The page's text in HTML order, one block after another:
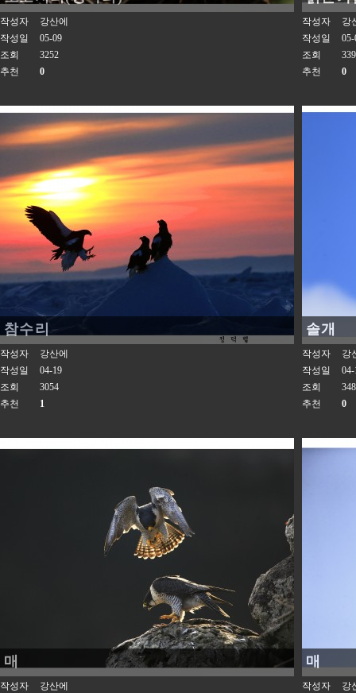
작성자
강산에
작성일
05-09
조회
3252
추천
0
작성자
강
작성일
05-
조회
추천
0
참수리
작성자
강산에
작성일
04-19
조회
3054
추천
1
솔개
작성자
강
작성일
04-
조회
추천
0
매
작성자
강산에
매
작성자
강